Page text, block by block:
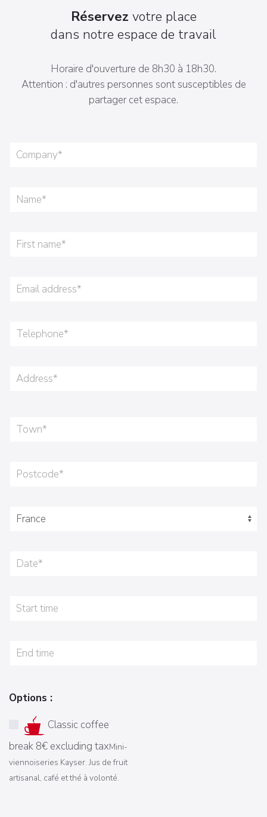
Réservez votre place
dans notre espace de travail
Horaire d'ouverture de 8h30 à 18h30.
Attention : d'autres personnes sont susceptibles de
partager cet espace.
Options :
Classic coffee
break 8€ excluding taxMini-
viennoiseries Kayser. Jus de fruit
artisanal, café et thé à volonté.